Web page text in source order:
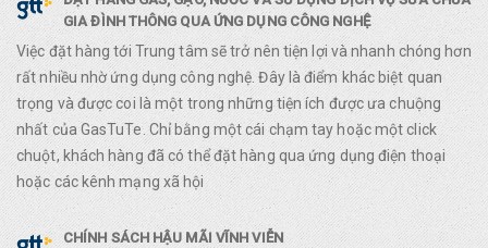
GIA ĐÌNH THÔNG QUA ỨNG DỤNG CÔNG NGHỆ
Việc đặt hàng tới Trung tâm sẽ trở nên tiện lợi và nhanh chóng hơn
rất nhiều nhờ ứng dụng công nghệ. Đây là điểm khác biệt quan
trọng và được coi là một trong những tiện ích được ưa chuộng
nhất của GasTuTe. Chỉ bằng một cái chạm tay hoặc một click
chuột, khách hàng đã có thể đặt hàng qua ứng dụng điện thoại
hoặc các kênh mạng xã hội
CHÍNH SÁCH HẬU MÃI VĨNH VIỄN